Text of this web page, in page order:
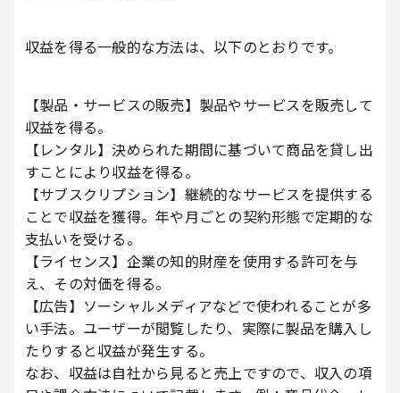
収益を得る一般的な方法は、以下のとおりです。
【製品・サービスの販売】製品やサービスを販売して
収益を得る。
【レンタル】決められた期間に基づいて商品を貸し出
すことにより収益を得る。
【サブスクリプション】継続的なサービスを提供する
ことで収益を獲得。年や月ごとの契約形態で定期的な
支払いを受ける。
【ライセンス】企業の知的財産を使用する許可を与
え、その対価を得る。
【広告】ソーシャルメディアなどで使われることが多
い手法。ユーザーが閲覧したり、実際に製品を購入し
たりすると収益が発生する。
なお、収益は自社から見ると売上ですので、収入の項